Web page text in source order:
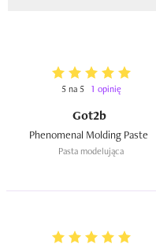
5 na 5 1 opinię
Got2b
Pasta modelująca